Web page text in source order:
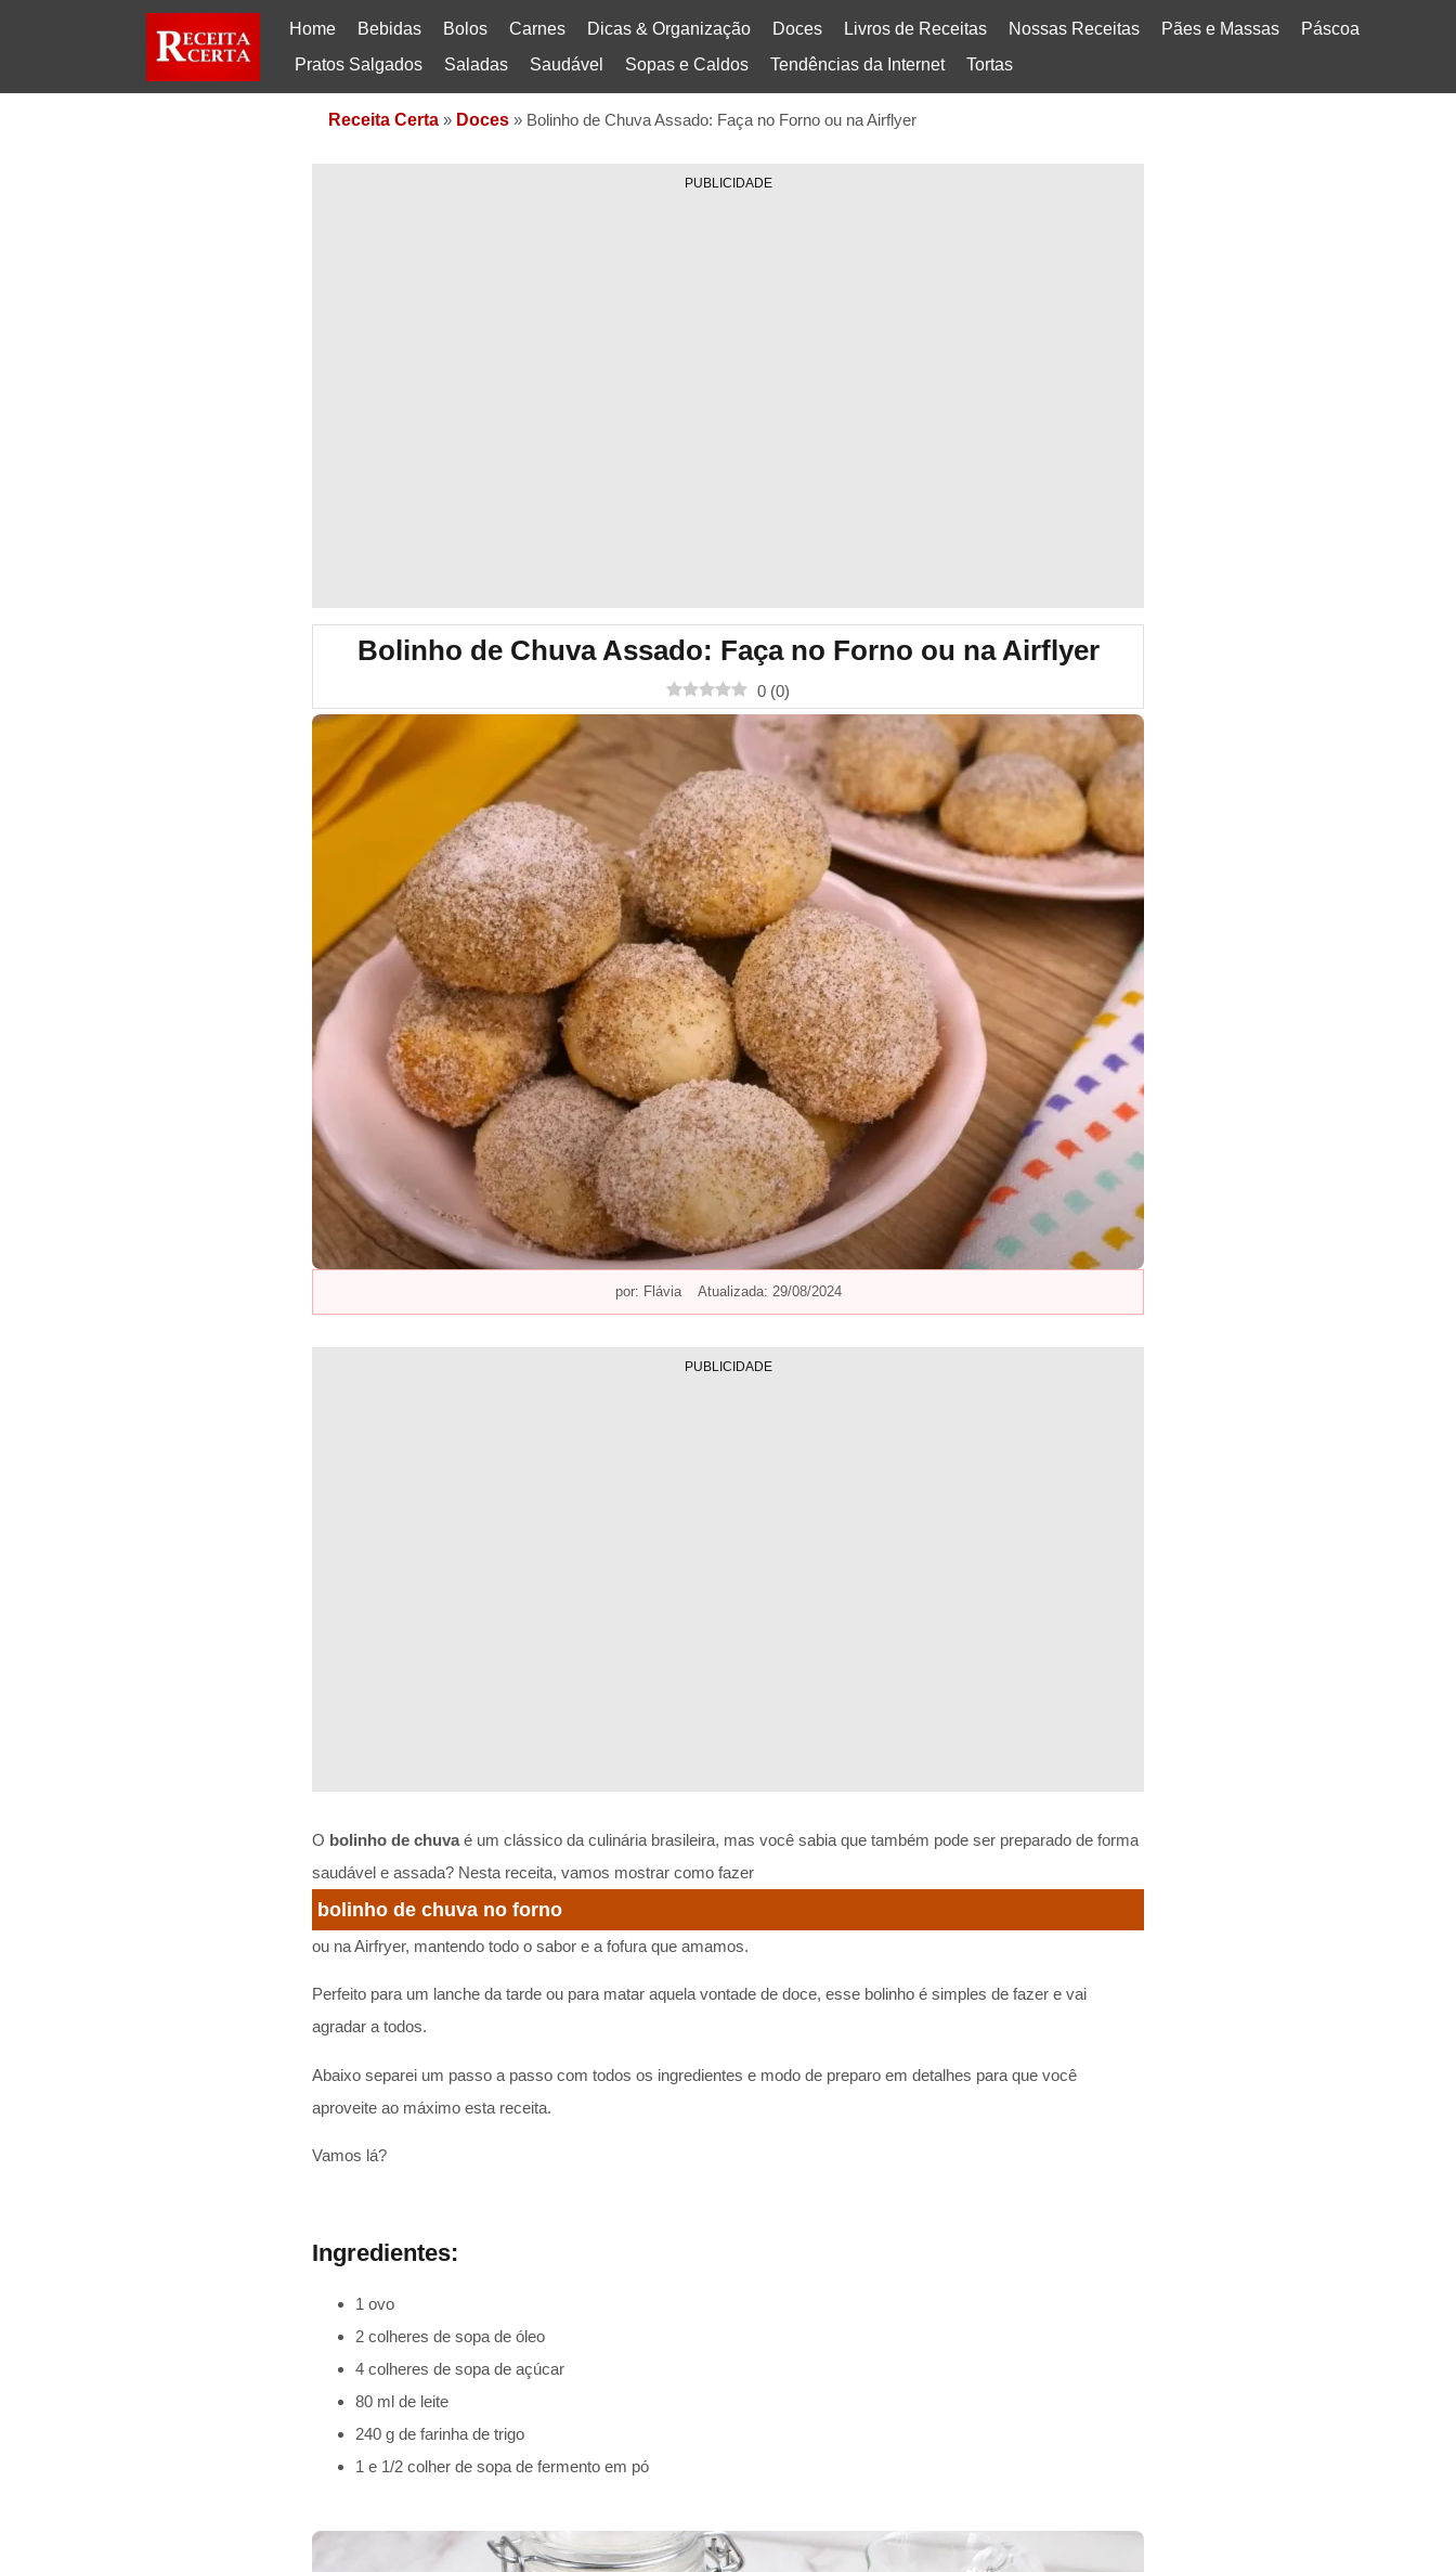
Home Bebidas Bolos Carnes Dicas & Organização Doces Livros de Receitas Nossas Receitas Pães e Massas
Páscoa
Pratos Salgados
Saladas Saudável Sopas e Caldos Tendências da Internet Tortas
Receita Certa » Doces » Bolinho de Chuva Assado: Faça no Forno ou na Airflyer
PUBLICIDADE
Bolinho de Chuva Assado: Faça no Forno ou na Airflyer
0 (0)
por: Flávia Atualizada: 29/08/2024
PUBLICIDADE
O bolinho de chuvaé um clássico da culinária brasileira, mas você sabia que também pode ser preparado de forma
saudável e assada? Nesta receita, vamos mostrar como fazer
bolinho de chuva no forno
ou na Airfryer, mantendo todo o sabor e a fofura que amamos.
Perfeito para um lanche da tarde ou para matar aquela vontade de doce, esse bolinho é simples de fazer e vai
agradar a todos.
Abaixo separei um passo a passo com todos os ingredientes e modo de preparo em detalhes para que você
aproveite ao máximo esta receita.
Vamos lá?
Ingredientes:
1 ovo
2 colheres de sopa de óleo
4 colheres de sopa de açúcar
80 ml de leite
240 g de farinha de trigo
1 e 1/2 colher de sopa de fermento em pó